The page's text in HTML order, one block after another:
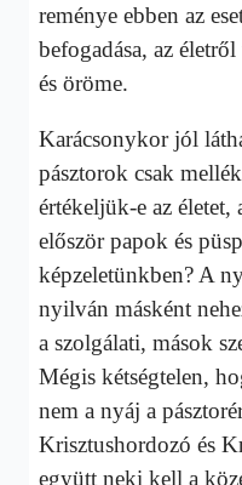
reménye ebben az
befogadása, az
és öröme.
Karácsonykor jól
pásztorok csak
értékeljük-e az
először papok és
képzeletünkben? A
nyilván másként
a szolgálati, mások
Mégis kétségtelen,
nem a nyáj a
Krisztushordozó és
együtt neki kell a